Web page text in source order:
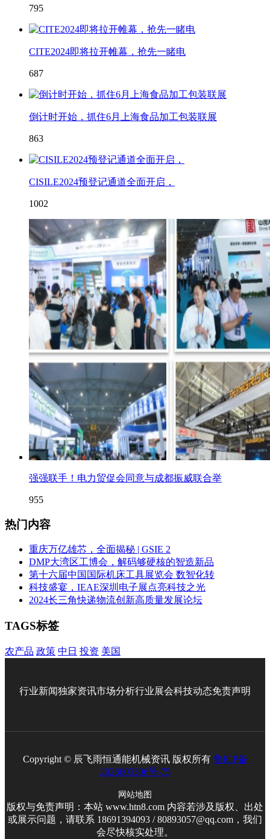
795
CITE2024即将拉开帷幕，抢先一睹电
687
倒计时开始，抓住6月上海食品加工包装联展
863
CISILE2024预登记通道全面开启，
1002
强强联手！电力贸促会同意与成都振威联合举
955
热门内容
重庆万亿雄芯，全面揭秘 | GSIE 2
DMP大湾区工博会，解码够硬核的智造新品
第十六届中国国际机床工具展览会 数智化转
科技盛宴，IEAE深圳电子展点亮科技之光
2024长三角快递物流创新高质量发展论坛
TAGS标签
农产品 政策 中日 投资 美国
行业新闻独家资讯市场分析行业展会科技动态免责声明
Copyright © 辰飞雨恒通能机械资讯 版权所有 鲁ICP备
2026005306号-75
网站地图
版权与免责声明：本站 www.htn8.com 内容若涉及版权、出处
或展示问题，请联系 18691394093 / 80893057@qq.com，我们
会尽快核实处理。